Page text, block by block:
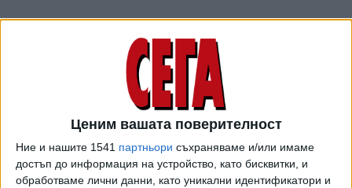
Ценим вашата поверителност
Ние и нашите 1541 партньори съхраняваме и/или имаме
достъп до информация на устройство, като бисквитки, и
обработваме лични данни, като уникални идентификатори и